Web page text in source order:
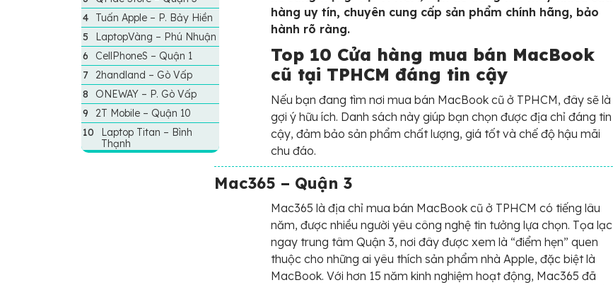
Tuấn Apple – P. Bảy Hiền
LaptopVàng – Phú Nhuận
CellPhoneS – Quận 1
2handland – Gò Vấp
ONEWAY – P. Gò Vấp
2T Mobile – Quận 10
Laptop Titan – Bình
Thạnh
hàng uy tín, chuyên cung cấp sản phẩm chính hãng, bảo
hành rõ ràng.
Top 10 Cửa hàng mua bán MacBook
cũ tại TPHCM đáng tin cậy
Nếu bạn đang tìm nơi mua bán MacBook cũ ở TPHCM, đây sẽ là
gợi ý hữu ích. Danh sách này giúp bạn chọn được địa chỉ đáng tin
cậy, đảm bảo sản phẩm chất lượng, giá tốt và chế độ hậu mãi
chu đáo.
Mac365 – Quận 3
Mac365 là địa chỉ mua bán MacBook cũ ở TPHCM có tiếng lâu
năm, được nhiều người yêu công nghệ tin tưởng lựa chọn. Tọa lạc
ngay trung tâm Quận 3, nơi đây được xem là “điểm hẹn” quen
thuộc cho những ai yêu thích sản phẩm nhà Apple, đặc biệt là
MacBook. Với hơn 15 năm kinh nghiệm hoạt động, Mac365 đã